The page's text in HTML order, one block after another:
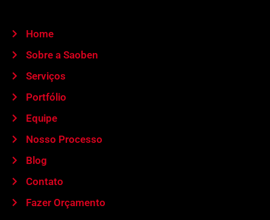
Home
Sobre a Saoben
Serviços
Portfólio
Equipe
Nosso Processo
Blog
Contato
Fazer Orçamento